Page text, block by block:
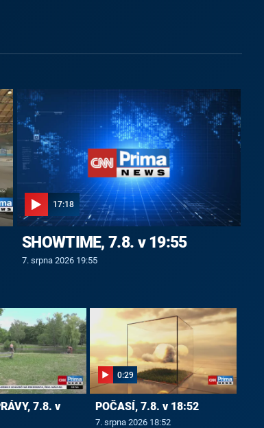
17:18
SHOWTIME, 7.8. v 19:55
7. srpna 2026 19:55
7.8. v
0:29
POČASÍ, 7.8. v 18:52
7. srpna 2026 18:52